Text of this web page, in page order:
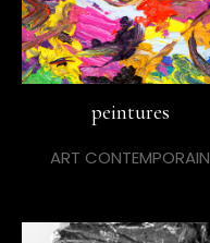
peintures
ART CONTEMPORAIN